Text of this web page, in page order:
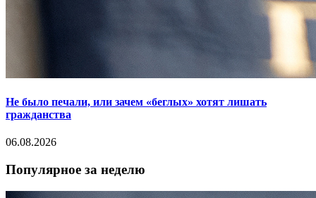
Не было печали, или зачем «беглых» хотят лишать
гражданства
06.08.2026
Популярное за неделю